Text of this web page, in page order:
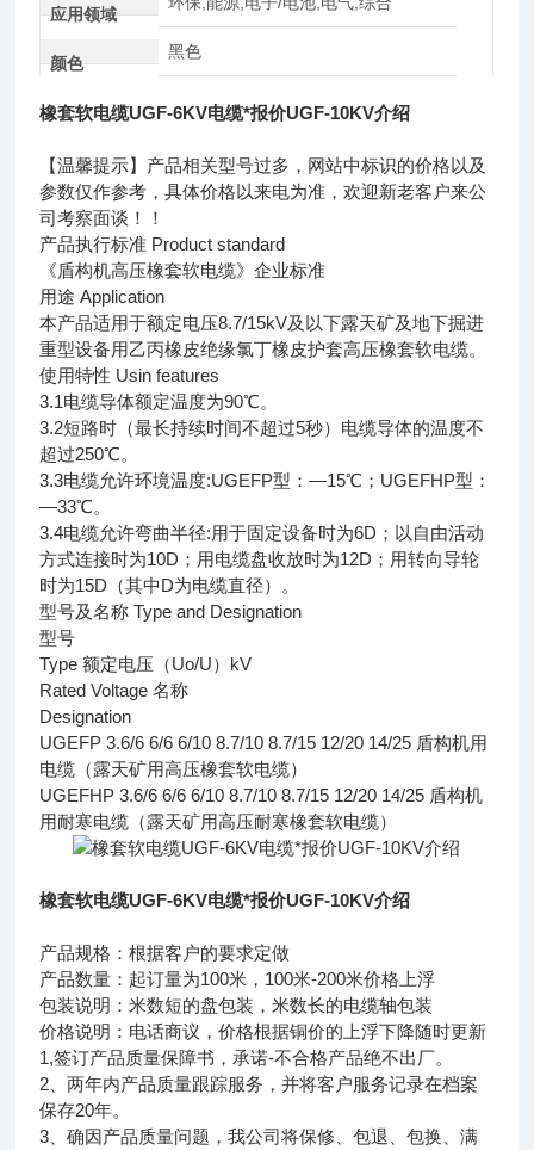
应用领域
颜色
黑色
橡套软电缆UGF-6KV电缆*报价UGF-10KV介绍
【温馨提示】产品相关型号过多，网站中标识的价格以及
参数仅作参考，具体价格以来电为准，欢迎新老客户来公
司考察面谈！！
产品执行标准 Product standard
《盾构机高压橡套软电缆》企业标准
用途 Application
本产品适用于额定电压8.7/15kV及以下露天矿及地下掘进
重型设备用乙丙橡皮绝缘氯丁橡皮护套高压橡套软电缆。
使用特性 Usin features
3.1电缆导体额定温度为90℃。
3.2短路时（最长持续时间不超过5秒）电缆导体的温度不
超过250℃。
3.3电缆允许环境温度:UGEFP型：—15℃；UGEFHP型：
—33℃。
3.4电缆允许弯曲半径:用于固定设备时为6D；以自由活动
方式连接时为10D；用电缆盘收放时为12D；用转向导轮
时为15D（其中D为电缆直径）。
型号及名称 Type and Designation
型号
Type 额定电压（Uo/U）kV
Rated Voltage 名称
Designation
UGEFP 3.6/6 6/6 6/10 8.7/10 8.7/15 12/20 14/25 盾构机用
电缆（露天矿用高压橡套软电缆）
UGEFHP 3.6/6 6/6 6/10 8.7/10 8.7/15 12/20 14/25 盾构机
用耐寒电缆（露天矿用高压耐寒橡套软电缆）
橡套软电缆UGF-6KV电缆*报价UGF-10KV介绍
产品规格：根据客户的要求定做
产品数量：起订量为100米，100米-200米价格上浮
包装说明：米数短的盘包装，米数长的电缆轴包装
价格说明：电话商议，价格根据铜价的上浮下降随时更新
1,签订产品质量保障书，承诺-不合格产品绝不出厂。
2、两年内产品质量跟踪服务，并将客户服务记录在档案
保存20年。
3、确因产品质量问题，我公司将保修、包退、包换、满